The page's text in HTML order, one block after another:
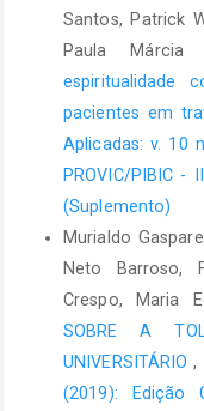
Santos, Patrick
Paula
espiritualidade
pacientes em
Aplicadas: v. 10
PROVIC/PIBIC -
(Suplemento)
Murialdo
Neto Barroso,
Crespo, Maria
SOBRE A
UNIVERSITÁRIO,
(2019): Edição